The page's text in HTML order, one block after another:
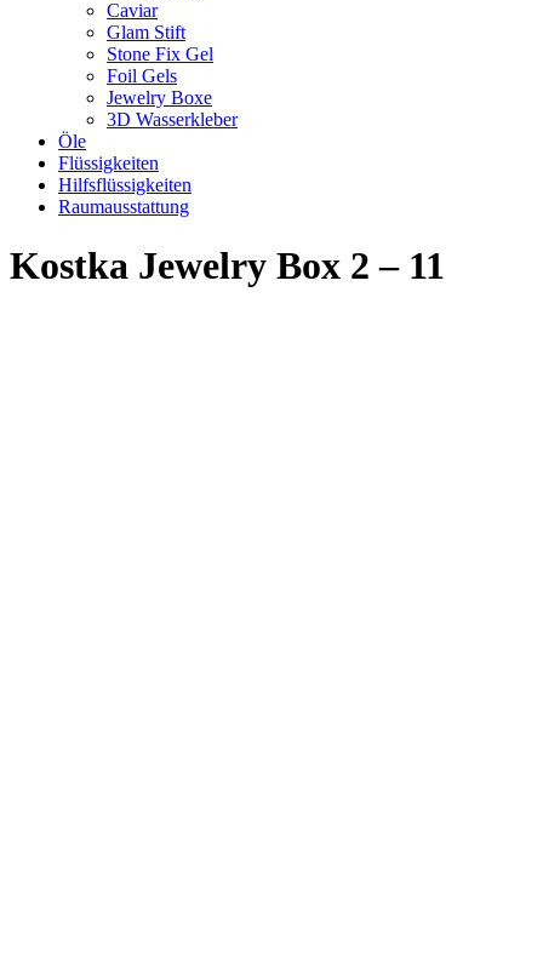
Caviar
Glam Stift
Stone Fix Gel
Foil Gels
Jewelry Boxe
3D Wasserkleber
Öle
Flüssigkeiten
Hilfsflüssigkeiten
Raumausstattung
Kostka Jewelry Box 2 – 11